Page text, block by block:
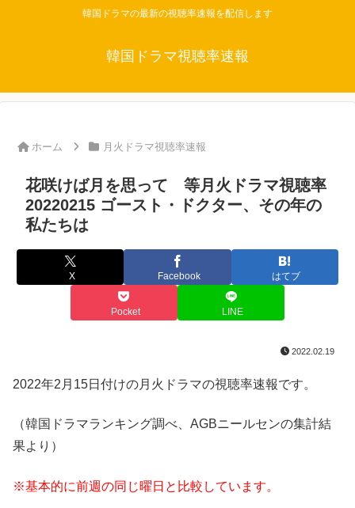
韓国ドラマの最新の視聴率速報を配信します
韓国ドラマ視聴率速報
ホーム 月火ドラマ視聴率速報
花咲けば月を思って 等月火ドラマ視聴率
20220215 ゴースト・ドクター、その年の
私たちは
X Facebook はてブ
Pocket LINE
2022.02.19
2022年2月15日付けの月火ドラマの視聴率速報です。
（韓国ドラマランキング調べ、AGBニールセンの集計結
果より）
※基本的に前週の同じ曜日と比較しています。